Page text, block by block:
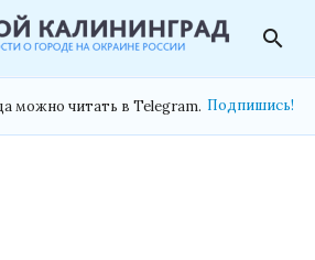
search
можно читать в Telegram. Подпишись!